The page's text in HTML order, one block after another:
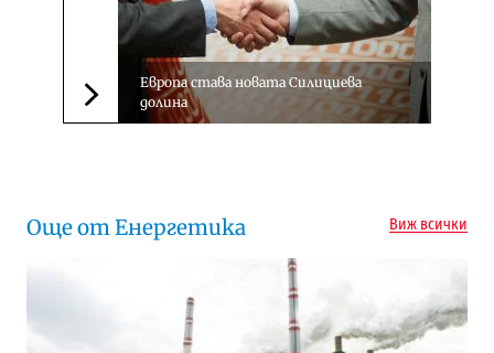
Следваща новина
Европа става новата Силициева
долина
Още от Енергетика Виж всички